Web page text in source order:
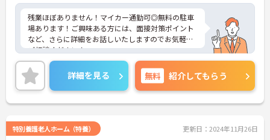
残業ほぼありません！マイカー通勤可◎無料の駐車
場あります！ご興味ある方には、面接対策ポイント
など、さらに詳細をお話しいたしますのでお気軽に
ご相談ください！
詳細を見る 無料 紹介してもらう
特別養護老人ホーム（特養） 更新日：2024年11月26日